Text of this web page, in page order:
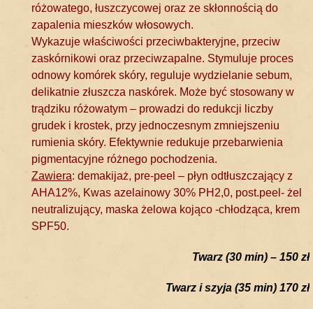
różowatego, łuszczycowej oraz ze skłonnością do
zapalenia mieszków włosowych.
Wykazuje właściwości przeciwbakteryjne, przeciw
zaskórnikowi oraz przeciwzapalne. Stymuluje proces
odnowy komórek skóry, reguluje wydzielanie sebum,
delikatnie złuszcza naskórek. Może być stosowany w
trądziku różowatym – prowadzi do redukcji liczby
grudek i krostek, przy jednoczesnym zmniejszeniu
rumienia skóry. Efektywnie redukuje przebarwienia
pigmentacyjne różnego pochodzenia.
Zawiera: demakijaż, pre-peel – płyn odtłuszczający z
AHA12%, Kwas azelainowy 30% PH2,0, post.peel- żel
neutralizujący, maska żelowa kojąco -chłodząca, krem
SPF50.
Twarz (30 min) – 150 zł
Twarz i szyja (35 min) 170 zł